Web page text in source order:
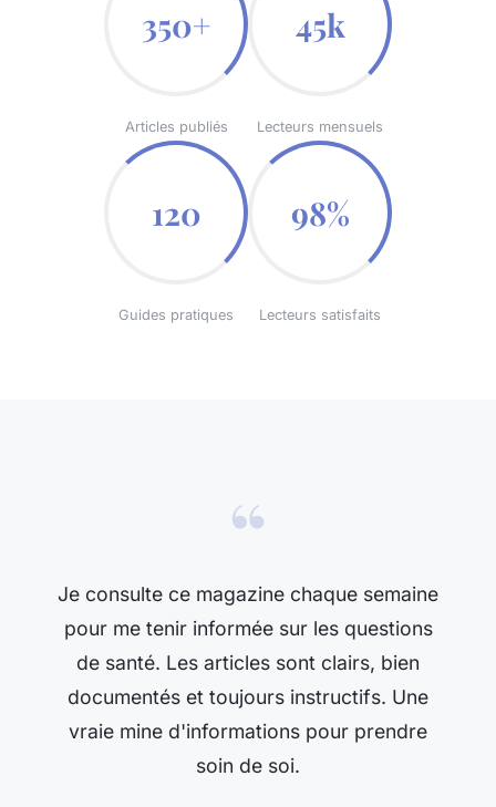
350+
Articles publiés
45k
Lecteurs mensuels
120
Guides pratiques
98%
Lecteurs satisfaits
“
Je consulte ce magazine chaque semaine
pour me tenir informée sur les questions
de santé. Les articles sont clairs, bien
documentés et toujours instructifs. Une
vraie mine d'informations pour prendre
soin de soi.